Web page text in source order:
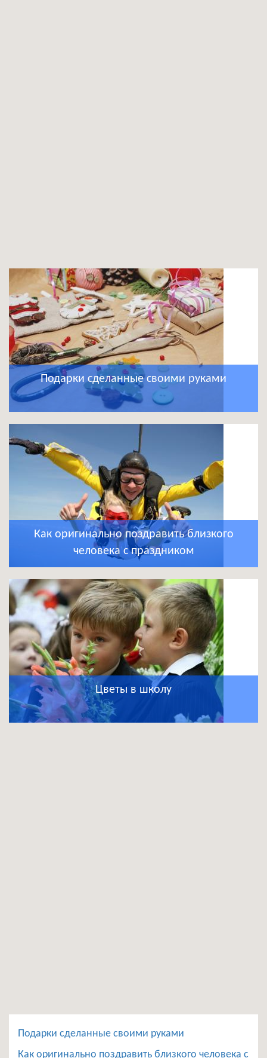
Подарки сделанные своими руками
Как оригинально поздравить близкого
человека с праздником
Цветы в школу
Подарки сделанные своими руками
Как оригинально поздравить близкого человека с